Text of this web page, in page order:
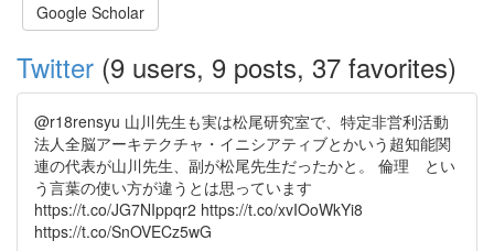
Google Scholar
Twitter (9 users, 9 posts, 37 favorites)
@r18rensyu 山川先生も実は松尾研究室で、特定非営利活動
法人全脳アーキテクチャ・イニシアティブとかいう超知能関
連の代表が山川先生、副が松尾先生だったかと。 倫理 とい
う言葉の使い方が違うとは思っています
https://t.co/JG7NIppqr2 https://t.co/xvIOoWkYi8
https://t.co/SnOVECz5wG